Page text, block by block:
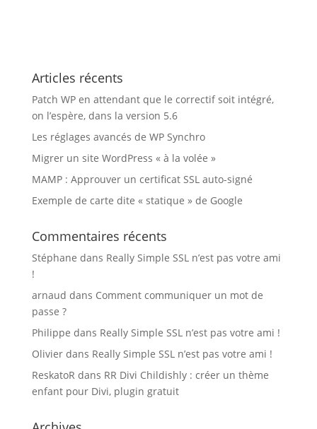
n
a
t
v
e
:
Articles récents
Patch WP en attendant que le correctif soit intégré,
on l’espère, dans la version 5.6
Les réglages avancés de WP Synchro
Migrer un site WordPress « à la volée »
MAMP : Approuver un certificat SSL auto-signé
Exemple de carte dite « statique » de Google
Commentaires récents
Stéphane dans Really Simple SSL n’est pas votre ami
!
arnaud dans Comment communiquer un mot de
passe ?
Philippe dans Really Simple SSL n’est pas votre ami !
Olivierdans Really Simple SSL n’est pas votre ami !
ReskatoR dans RR Divi Childishly : créer un thème
enfant pour Divi, plugin gratuit